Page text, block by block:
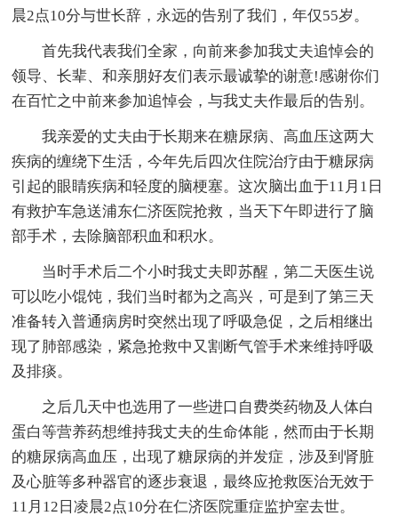
晨2点10分与世长辞，永远的告别了我们，年仅55岁。
首先我代表我们全家，向前来参加我丈夫追悼会的
领导、长辈、和亲朋好友们表示最诚挚的谢意!感谢你们
在百忙之中前来参加追悼会，与我丈夫作最后的告别。
我亲爱的丈夫由于长期来在糖尿病、高血压这两大
疾病的缠绕下生活，今年先后四次住院治疗由于糖尿病
引起的眼睛疾病和轻度的脑梗塞。这次脑出血于11月1日
有救护车急送浦东仁济医院抢救，当天下午即进行了脑
部手术，去除脑部积血和积水。
当时手术后二个小时我丈夫即苏醒，第二天医生说
可以吃小馄饨，我们当时都为之高兴，可是到了第三天
准备转入普通病房时突然出现了呼吸急促，之后相继出
现了肺部感染，紧急抢救中又割断气管手术来维持呼吸
及排痰。
之后几天中也选用了一些进口自费类药物及人体白
蛋白等营养药想维持我丈夫的生命体能，然而由于长期
的糖尿病高血压，出现了糖尿病的并发症，涉及到肾脏
及心脏等多种器官的逐步衰退，最终应抢救医治无效于
11月12日凌晨2点10分在仁济医院重症监护室去世。